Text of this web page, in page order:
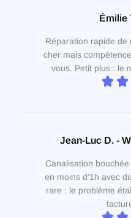
Émilie
Réparation rapide de
cher mais
vous. Petit plus : le
Jean-Luc D. -
Canalisation
en moins d'1h avec
rare : le problème